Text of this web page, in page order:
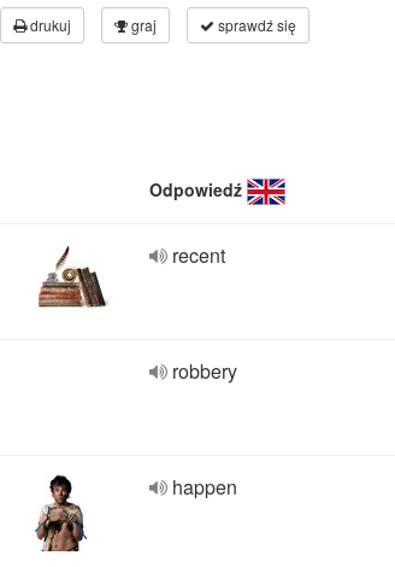
drukuj graj sprawdź się
Odpowiedź
recent
robbery
happen